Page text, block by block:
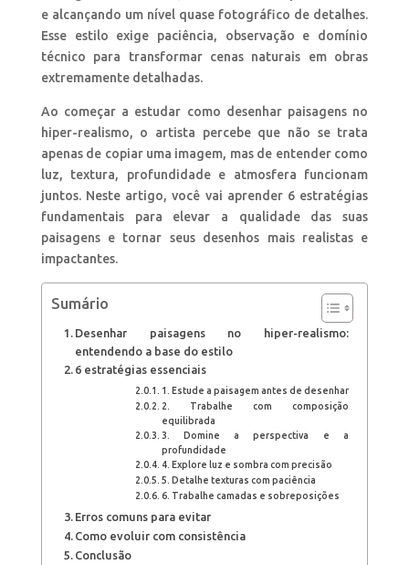
e alcançando um nível quase fotográfico de detalhes.
Esse estilo exige paciência, observação e domínio
técnico para transformar cenas naturais em obras
extremamente detalhadas.
Ao começar a estudar como desenhar paisagens no
hiper-realismo, o artista percebe que não se trata
apenas de copiar uma imagem, mas de entender como
luz, textura, profundidade e atmosfera funcionam
juntos. Neste artigo, você vai aprender 6 estratégias
fundamentais para elevar a qualidade das suas
paisagens e tornar seus desenhos mais realistas e
impactantes.
Sumário
Desenhar paisagens no hiper-realismo:
entendendo a base do estilo
6 estratégias essenciais
1. Estude a paisagem antes de desenhar
2. Trabalhe com composição
equilibrada
3. Domine a perspectiva e a
profundidade
4. Explore luz e sombra com precisão
5. Detalhe texturas com paciência
6. Trabalhe camadas e sobreposições
Erros comuns para evitar
Como evoluir com consistência
Conclusão